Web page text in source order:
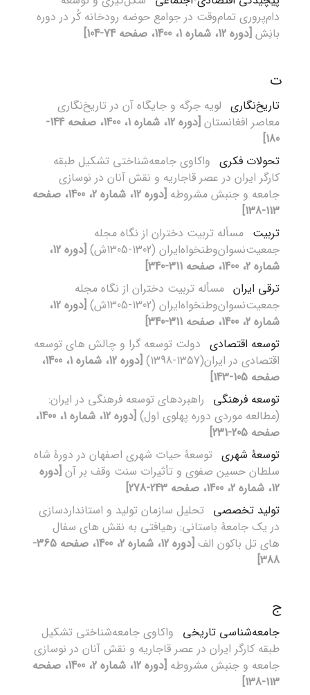
دام‌پروری تمام‌وقت در جوامع حوضه رودخانه کُر در دوره
بانِش [دوره 12، شماره 1، 1400، صفحه 74-104]
ت
تاریخ‌نگاری لویه جرگه‌ و جایگاه آن در تاریخ‌نگاری
معاصر افغانستان
[دوره 12، شماره 1، 1400، صفحه 144-
180]
تحولات فکری واکاوی جامعه‌شناختی تشکیل طبقه
کارگر ایران در عصر قاجاریه و نقش آنان در نوسازی
جامعه و جنبش مشروطه
[دوره 12، شماره 2، 1400، صفحه
113-138]
تربیت مسأله تربیت دختران از نگاه مجله‌
جمعیت‌نسوان‌وطنخواه‌ایران (1302-1305ش)
[دوره 12،
شماره 2، 1400، صفحه 311-340]
ترقی ایران مسأله تربیت دختران از نگاه مجله‌
جمعیت‌نسوان‌وطنخواه‌ایران (1302-1305ش)
[دوره 12،
شماره 2، 1400، صفحه 311-340]
توسعه اقتصادی دولت توسعه گرا و چالش های توسعه
اقتصادی در ایران(1357-1398)
[دوره 12، شماره 1، 1400،
صفحه 105-143]
توسعه فرهنگی راهبردهای توسعه فرهنگی در ایران:
(مطالعه موردی دوره پهلوی اول)
[دوره 12، شماره 1، 1400،
صفحه 205-231]
توسعۀ شهری توسعۀ حیات شهری اصفهان در دورۀ شاه
سلطان حسین صفوی و تأثیرات سنت وقف بر آن [دوره
12، شماره 2، 1400، صفحه 243-278]
تولید تخصصی تحلیل سازمان تولید و استانداردسازی
در یک جامعۀ باستانی: رهیافتی به نقش های سفال
های تل باکون الف
[دوره 12، شماره 2، 1400، صفحه 365-
388]
ج
جامعه‌شناسی تاریخی واکاوی جامعه‌شناختی تشکیل
طبقه کارگر ایران در عصر قاجاریه و نقش آنان در نوسازی
جامعه و جنبش مشروطه
[دوره 12، شماره 2، 1400، صفحه
113-138]